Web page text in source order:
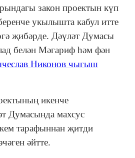
закон проектын күп
укылышта кабул итте
җибәрде. Дәүләт Думасы
белән Мәгариф һәм фән
Никонов чыгыш
икенче
Думасында махсус
тарафыннан җитди
әйтте.